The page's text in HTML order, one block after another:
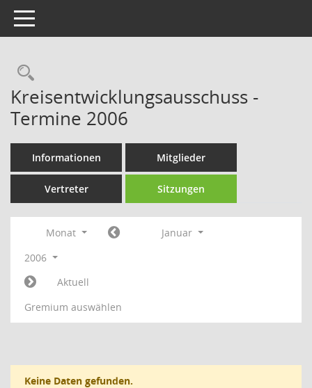
Toggle navigation
Rechercheauswahl
Kreisentwicklungsausschuss -
Termine 2006
Informationen Mitglieder
Vertreter Sitzungen
Monat
Januar
2006
Aktuell
Gremium auswählen
Keine Daten gefunden.